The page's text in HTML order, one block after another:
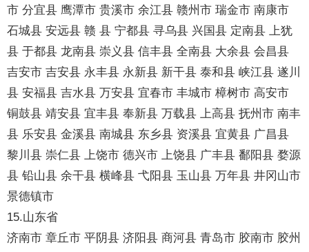
市 分宜县 鹰潭市 贵溪市 余江县 赣州市 瑞金市 南康市
石城县 安远县 赣 县 宁都县 寻乌县 兴国县 定南县 上犹
县 于都县 龙南县 崇义县 信丰县 全南县 大余县 会昌县
吉安市 吉安县 永丰县 永新县 新干县 泰和县 峡江县 遂川
县 安福县 吉水县 万安县 宜春市 丰城市 樟树市 高安市
铜鼓县 靖安县 宜丰县 奉新县 万载县 上高县 抚州市 南丰
县 乐安县 金溪县 南城县 东乡县 资溪县 宜黄县 广昌县
黎川县 崇仁县 上饶市 德兴市 上饶县 广丰县 鄱阳县 婺源
县 铅山县 余干县 横峰县 弋阳县 玉山县 万年县 井冈山市
景德镇市
15.山东省
济南市 章丘市 平阴县 济阳县 商河县 青岛市 胶南市 胶州